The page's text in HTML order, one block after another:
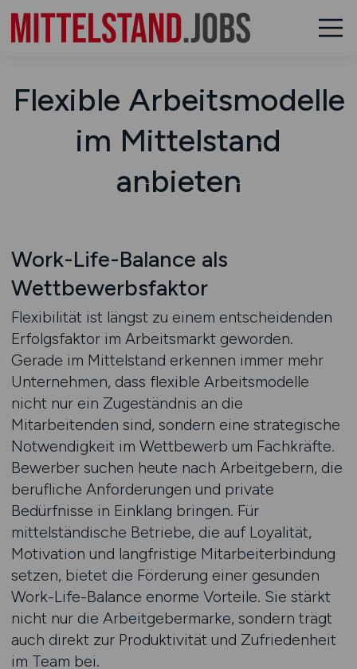
Flexible Arbeitsmodelle
im Mittelstand
anbieten
Work-Life-Balance als
Wettbewerbsfaktor
Flexibilität ist längst zu einem entscheidenden
Erfolgsfaktor im Arbeitsmarkt geworden.
Gerade im Mittelstand erkennen immer mehr
Unternehmen, dass flexible Arbeitsmodelle
nicht nur ein Zugeständnis an die
Mitarbeitenden sind, sondern eine strategische
Notwendigkeit im Wettbewerb um Fachkräfte.
Bewerber suchen heute nach Arbeitgebern, die
berufliche Anforderungen und private
Bedürfnisse in Einklang bringen. Für
mittelständische Betriebe, die auf Loyalität,
Motivation und langfristige Mitarbeiterbindung
setzen, bietet die Förderung einer gesunden
Work-Life-Balance enorme Vorteile. Sie stärkt
nicht nur die Arbeitgebermarke, sondern trägt
auch direkt zur Produktivität und Zufriedenheit
im Team bei.